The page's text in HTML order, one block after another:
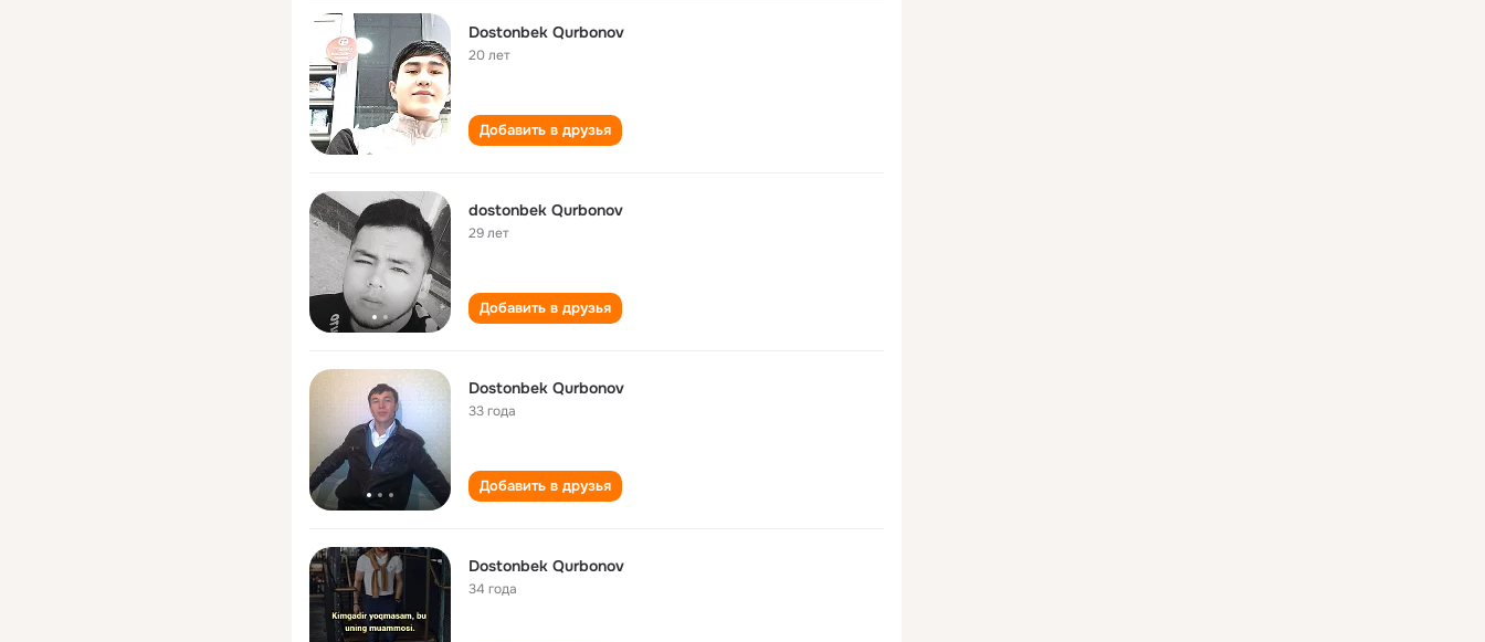
Dostonbek Qurbonov
20 лет
Добавить в друзья
dostonbek Qurbonov
29 лет
Добавить в друзья
Dostonbek Qurbonov
33 года
Добавить в друзья
Dostonbek Qurbonov
34 года